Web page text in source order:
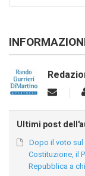
Ultimi post
Dopo il voto sul
Costituzione, il
Repubblica a